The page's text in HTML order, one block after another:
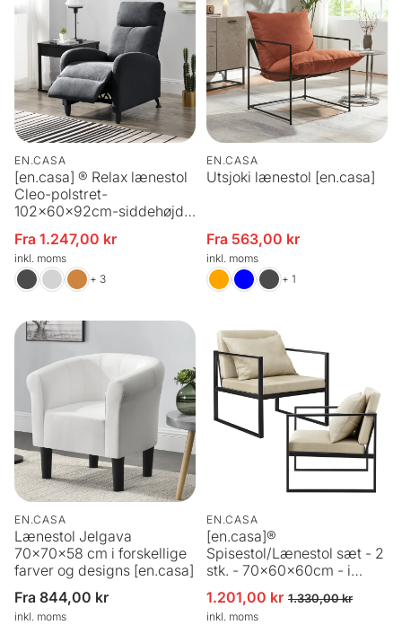
EN.CASA
[en.casa] ® Relax lænestol
Cleo-polstret-
102x60x92cm-siddehøjde:
justerbar ryg-i forskellige
farver og materialer
Udsalgspris
Fra 1.247,00 kr
inkl. moms
+ 3
EN.CASA
Utsjoki lænestol [en.casa]
Udsalgspris
Fra 563,00 kr
inkl. moms
+ 1
EN.CASA
Lænestol Jelgava
70x70x58 cm i forskellige
farver og designs [en.casa]
Normalpris
Fra 844,00 kr
inkl. moms
EN.CASA
[en.casa]®
Spisestol/Lænestol sæt - 2
stk. - 70x60x60cm - i
Udsalgspris
1.201,00 kr
Normalpris 1.330,00 kr
inkl. moms